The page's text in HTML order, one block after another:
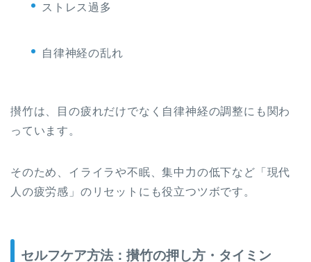
ストレス過多
自律神経の乱れ
攅竹は、目の疲れだけでなく自律神経の調整にも関わ
っています。
そのため、イライラや不眠、集中力の低下など「現代
人の疲労感」のリセットにも役立つツボです。
セルフケア方法：攅竹の押し方・タイミン